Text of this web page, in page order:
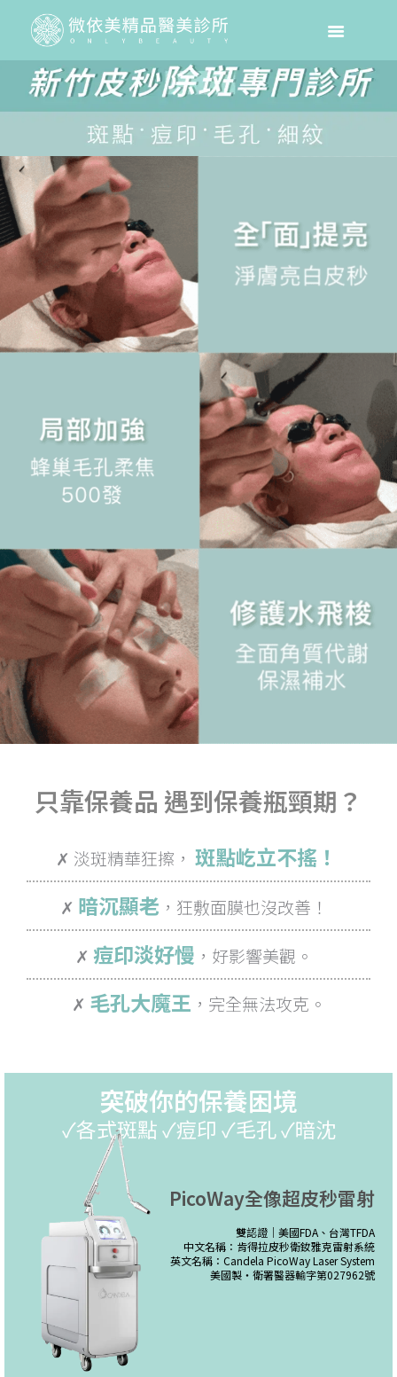
只靠保養品 遇到保養瓶頸期？
✗ 淡斑精華狂擦， 斑點屹立不搖！
✗ 暗沉顯老 ，狂敷面膜也沒改善！
✗ 痘印淡好慢 ，好影響美觀。
✗ 毛孔大魔王 ，完全無法攻克。
突破你的保養困境
✓各式斑點 ✓痘印 ✓毛孔 ✓暗沈
PicoWay全像超皮秒雷射
雙認證｜美國FDA、台灣TFDA
中文名稱：肯得拉皮秒衛釹雅克雷射系統
英文名稱：Candela PicoWay Laser System
美國製・衛署醫器輸字第027962號